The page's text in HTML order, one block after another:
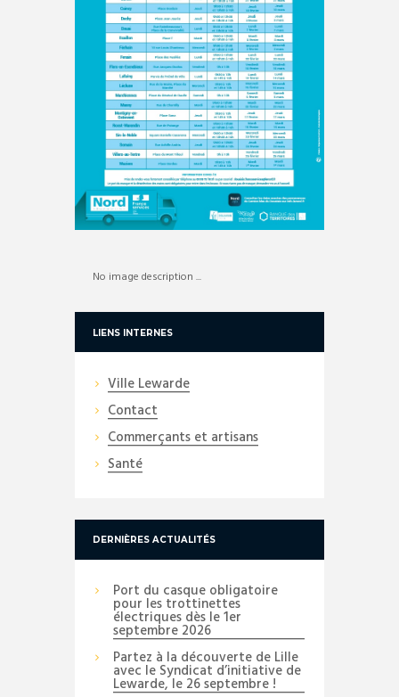
No image description ...
LIENS INTERNES
Ville Lewarde
Contact
Commerçants et artisans
Santé
DERNIÈRES ACTUALITÉS
Port du casque obligatoire
pour les trottinettes
électriques dès le 1er
septembre 2026
Partez à la découverte de Lille
avec le Syndicat d’initiative de
Lewarde, le 26 septembre !